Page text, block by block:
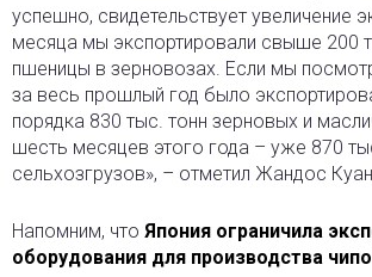
успешно, свидетельствует увеличение
месяца мы экспортировали свыше 200
пшеницы в зерновозах. Если мы
за весь прошлый год было
порядка 830 тыс. тонн зерновых и
шесть месяцев этого года – уже 870
сельхозгрузов», – отметил Жандос
Напомним, что Япония ограничила
оборудования для производства